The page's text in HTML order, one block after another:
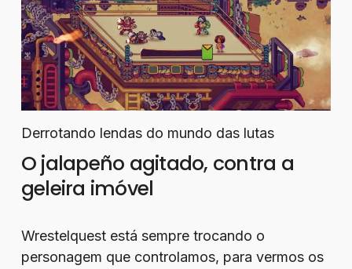
Derrotando lendas do mundo das lutas
O jalapeño agitado, contra a
geleira imóvel
Wrestelquest está sempre trocando o
personagem que controlamos, para vermos os